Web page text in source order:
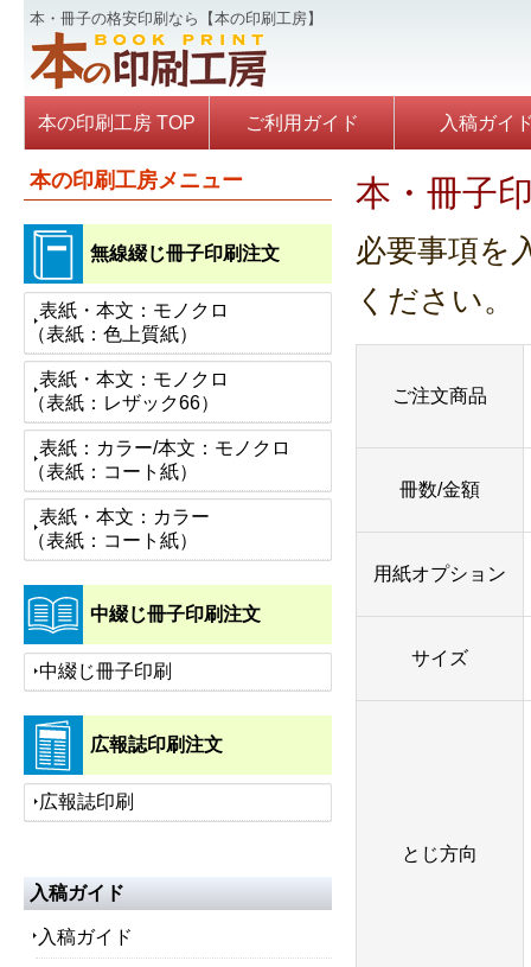
本・冊子の格安印刷なら【本の印刷工房】
本の印刷工房 TOP ご利用ガイド 入稿ガイ
本・冊子
必要事項を
ください。
ご注文商品
冊数/金額
用紙オプション
サイズ
とじ方向
本の印刷工房メニュー
無線綴じ冊子印刷注文
表紙・本文：モノクロ
（表紙：色上質紙）
表紙・本文：モノクロ
（表紙：レザック66）
表紙：カラー/本文：モノクロ
（表紙：コート紙）
表紙・本文：カラー
（表紙：コート紙）
中綴じ冊子印刷注文
中綴じ冊子印刷
広報誌印刷注文
広報誌印刷
入稿ガイド
入稿ガイド